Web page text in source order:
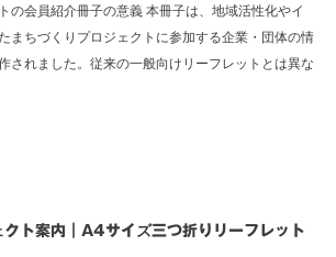
の会員紹介冊子の意義 本冊子は、地域活性化やイ
まちづくりプロジェクトに参加する企業・団体の情
されました。従来の一般向けリーフレットとは異な
クト案内｜A4サイズ三つ折りリーフレット